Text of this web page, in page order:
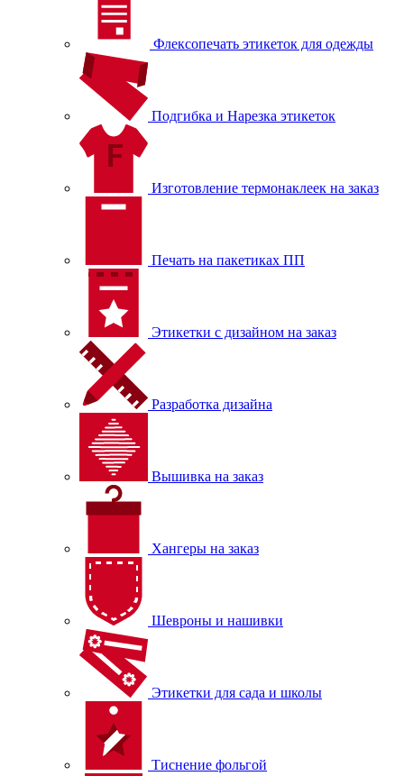
Флексопечать этикеток для одежды
Подгибка и Нарезка этикеток
Изготовление термонаклеек на заказ
Печать на пакетиках ПП
Этикетки с дизайном на заказ
Разработка дизайна
Вышивка на заказ
Хангеры на заказ
Шевроны и нашивки
Этикетки для сада и школы
Тиснение фольгой